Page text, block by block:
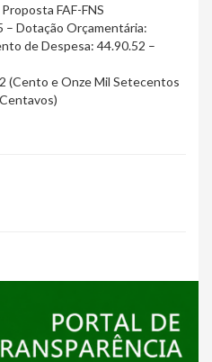
FAF-FNS
– Dotação Orçamentária:
de Despesa: 44.90.52 –
(Cento e Onze Mil Setecentos